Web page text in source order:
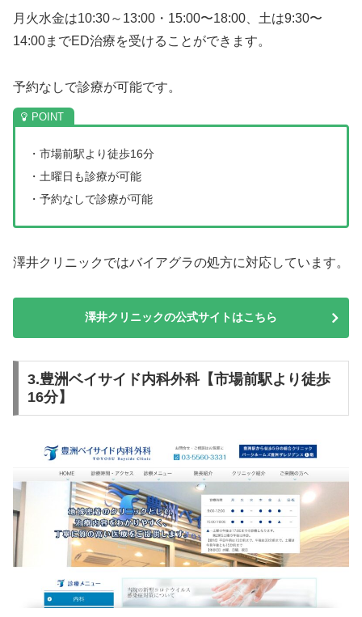
月火水金は10:30～13:00・15:00〜18:00、土は9:30〜
14:00までED治療を受けることができます。
予約なしで診療が可能です。
・市場前駅より徒歩16分
・土曜日も診療が可能
・予約なしで診療が可能
澤井クリニックではバイアグラの処方に対応しています。
澤井クリニックの公式サイトはこちら
3.豊洲ベイサイド内科外科【市場前駅より徒歩
16分】